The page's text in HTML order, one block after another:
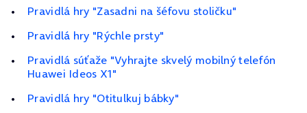
Pravidlá hry "Zasadni na šéfovu stoličku"
Pravidlá hry "Rýchle prsty"
Pravidlá súťaže "Vyhrajte skvelý mobilný telefón
Huawei Ideos X1"
Pravidlá hry "Otitulkuj bábky"